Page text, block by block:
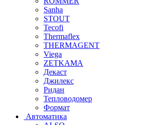
Sanha
STOUT
Tecofi
Thermaflex
THERMAGENT
Viega
ZETKAMA
Декаст
Джилекс
Ридан
Тепловодомер
Формат
Автоматика